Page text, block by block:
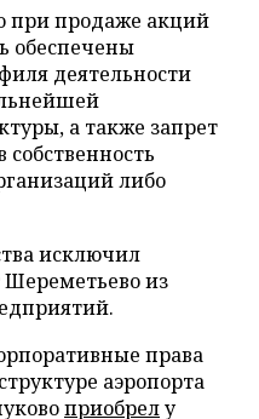
при продаже акций
обеспечены
деятельности
а также запрет
либо
исключил
из
права
аэропорта
приобрелу